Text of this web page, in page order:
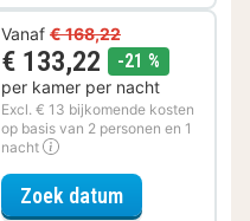
Vanaf € 168,22
€ 133,22 -21 %
per kamer per nacht
Excl. € 13 bijkomende kosten
op basis van 2 personen en 1
nacht
Zoek datumvoor